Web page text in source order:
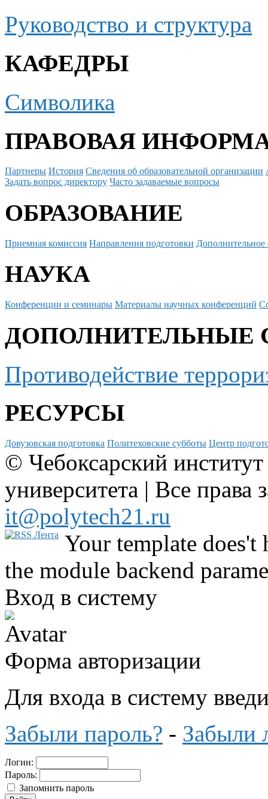
Руководство и структура
КАФЕДРЫ
Символика
ПРАВОВАЯ
Партнеры История Сведения об образовательной организации
Задать вопрос директору Часто задаваемые вопросы
ОБРАЗОВАНИЕ
Приемная комиссия Направления подготовки Дополнительное
НАУКА
Конференции и семинары Материалы научных конференций
ДОПОЛНИТЕЛЬНЫЕ
Противодействие
РЕСУРСЫ
Довузовская подготовка Политеховские субботы Центр
© Чебоксарский
университета | Все
it@polytech21.ru
Your template
the module backend
Вход в систему
Форма авторизации
Для входа в систему
Забыли пароль? - Забыли
Логин:
Пароль:
Запомнить пароль